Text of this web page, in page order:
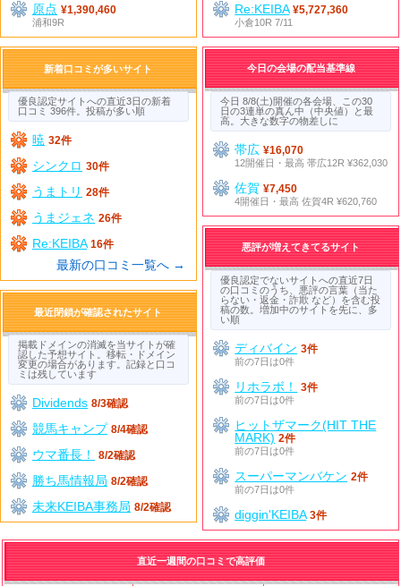
原点 ¥1,390,460
浦和9R
Re:KEIBA ¥5,727,360
小倉10R 7/11
新着口コミが多いサイト
優良認定サイトへの直近3日の新着
口コミ 396件。投稿が多い順
暁 32件
シンクロ 30件
うまトリ 28件
うまジェネ 26件
Re:KEIBA 16件
最新の口コミ一覧へ →
今日の会場の配当基準線
今日 8/8(土)開催の各会場、この30
日の3連単の真ん中（中央値）と最
高。大きな数字の物差しに
帯広¥16,070
12開催日・最高 帯広12R ¥362,030
佐賀¥7,450
4開催日・最高 佐賀4R ¥620,760
悪評が増えてきてるサイト
優良認定でないサイトへの直近7日
の口コミのうち、悪評の言葉（当た
らない・返金・詐欺 など）を含む投
稿の数。増加中のサイトを先に、多
い順
ディバイン 3件
前の7日は0件
リホラボ！
3件
前の7日は0件
ヒットザマーク(HIT THE
MARK) 2件
前の7日は0件
スーパーマンバケン 2件
前の7日は0件
diggin'KEIBA 3件
最近閉鎖が確認されたサイト
掲載ドメインの消滅を当サイトが確
認した予想サイト。移転・ドメイン
変更の場合があります。記録と口コ
ミは残しています
Dividends 8/3確認
競馬キャンプ 8/4確認
ウマ番長！ 8/2確認
勝ち馬情報局 8/2確認
未来KEIBA事務局 8/2確認
直近一週間の口コミで高評価